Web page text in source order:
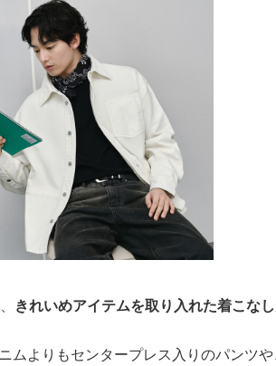
きれいめアイテムを取り入れた着こなし
ムよりもセンタープレス入りのパンツ